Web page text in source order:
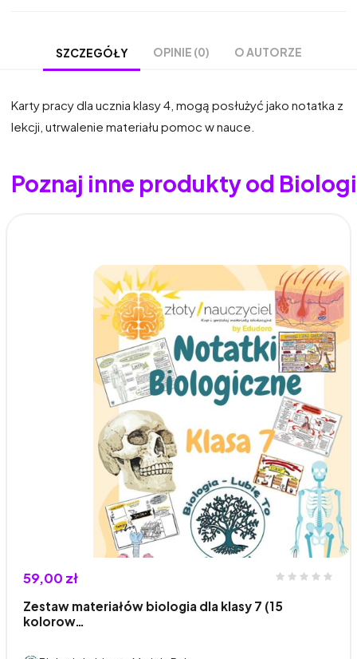
SZCZEGÓŁY OPINIE (0) O AUTORZE
Karty pracy dla ucznia klasy 4, mogą posłużyć jako notatka z
lekcji, utrwalenie materiału pomoc w nauce.
Poznaj inne produkty od
59,00 zł
Zestaw materiałów biologia dla klasy 7 (15
kolorow…